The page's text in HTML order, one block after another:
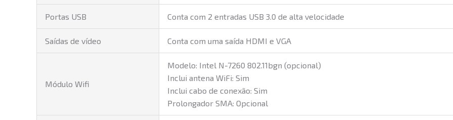
Portas USB Conta com 2 entradas USB 3.0 de alta velocidade
Saídas de vídeo Conta com uma saída HDMI e VGA
Módulo Wifi
Modelo: Intel N-7260 802.11bgn (opcional)
Inclui antena WiFi: Sim
Inclui cabo de conexão: Sim
Prolongador SMA: Opcional